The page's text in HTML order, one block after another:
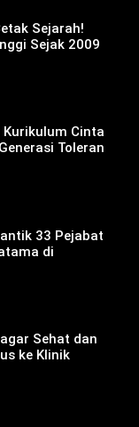
Sejarah!
Sejak 2009
Kurikulum Cinta
Toleran
33 Pejabat
di
Sehat dan
ke Klinik